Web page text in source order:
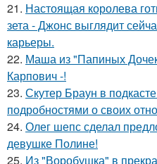
21. Настоящая королева
зета - Джонс выглядит
карьеры.
22. Маша из "Папиных
Карпович -!
23. Скутер Браун в
подробностями о своих
24. Олег шепс сделал
девушке Полине!
25. Из "Воробушка" в